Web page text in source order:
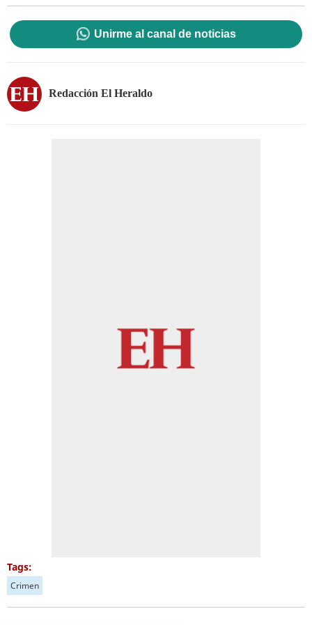
Unirme al canal de noticias
Redacción El Heraldo
Tags:
Crimen